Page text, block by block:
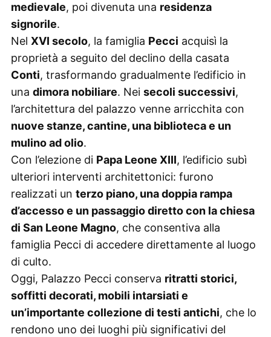
medievale, poi divenuta una residenza
signorile.
Nel XVI secolo, la famiglia Pecci acquisì la
proprietà a seguito del declino della casata
Conti, trasformando gradualmente l’edificio in
una dimora nobiliare. Nei secoli successivi,
l’architettura del palazzo venne arricchita con
nuove stanze, cantine, una biblioteca e un
mulino ad olio.
Con l’elezione di Papa Leone XIII, l’edificio subì
ulteriori interventi architettonici: furono
realizzati un terzo piano, una doppia rampa
d’accesso e un passaggio diretto con la chiesa
di San Leone Magno, che consentiva alla
famiglia Pecci di accedere direttamente al luogo
di culto.
Oggi, Palazzo Pecci conserva ritratti storici,
soffitti decorati, mobili intarsiati e
un’importante collezione di testi antichi, che lo
rendono uno dei luoghi più significativi del